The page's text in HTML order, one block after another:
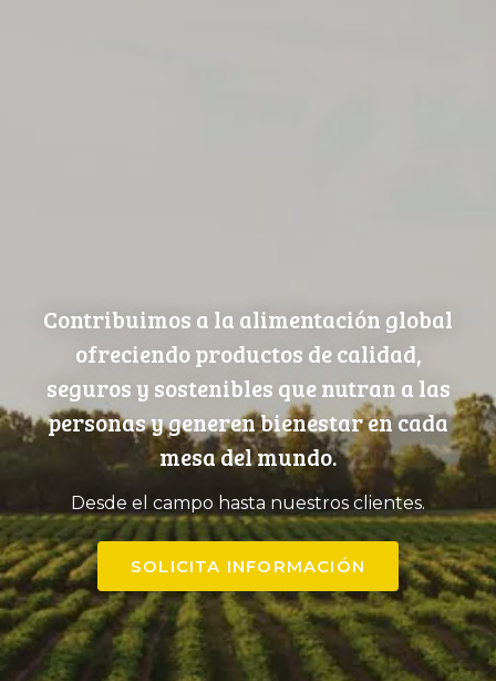
Contribuimos a la alimentación global
ofreciendo productos de calidad,
seguros y sostenibles que nutran a las
personas y generen bienestar en cada
mesa del mundo.
Desde el campo hasta nuestros clientes.
SOLICITA INFORMACIÓN